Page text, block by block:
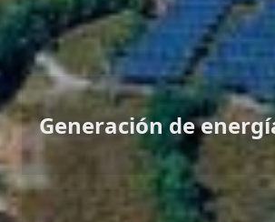
energía.
Generación de